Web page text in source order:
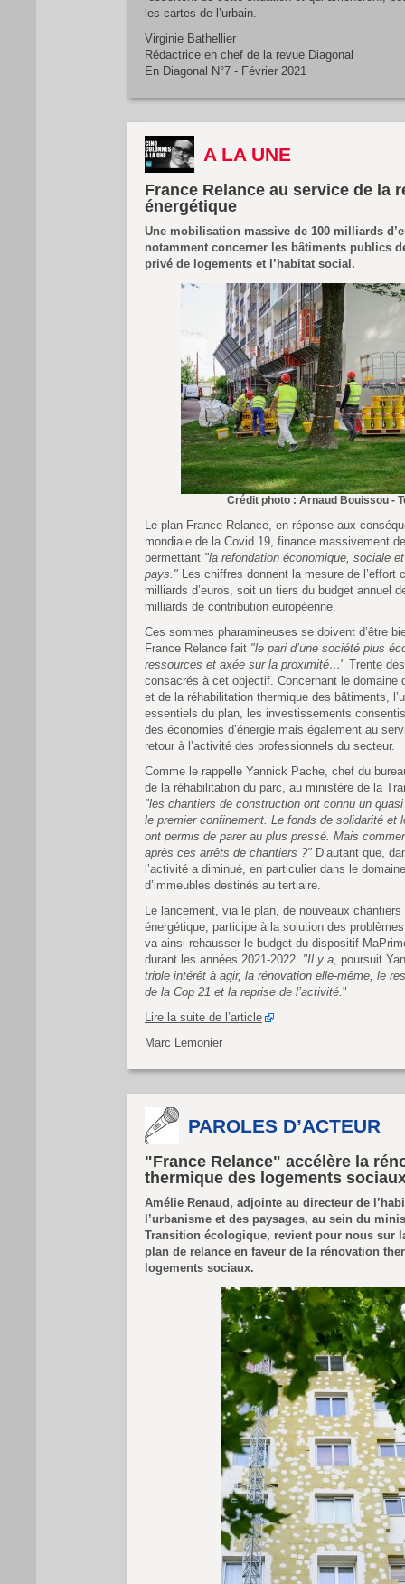
les cartes de l’urbain.
Virginie Bathellier
Rédactrice en chef de la revue Diagonal
En Diagonal N°7 - Février 2021
A LA UNE
France Relance au service de la
énergétique
Une mobilisation massive de 100 milliards
notamment concerner les bâtiments publics
privé de logements et l’habitat social.
Crédit photo : Arnaud Bouissou -
Le plan France Relance, en réponse aux
mondiale de la Covid 19, finance massivement
permettant "la refondation économique, sociale
pays." Les chiffres donnent la mesure de l’effort
milliards d’euros, soit un tiers du budget annuel
milliards de contribution européenne.
Ces sommes pharamineuses se doivent d’être
France Relance fait "le pari d’une société plus
ressources et axée sur la proximité…" Trente
consacrés à cet objectif. Concernant le domaine
et de la réhabilitation thermique des bâtiments,
essentiels du plan, les investissements
des économies d’énergie mais également au
retour à l’activité des professionnels du secteur.
Comme le rappelle Yannick Pache, chef du
de la réhabilitation du parc, au ministère de la
"les chantiers de construction ont connu un quasi
le premier confinement. Le fonds de solidarité et
ont permis de parer au plus pressé. Mais
après ces arrêts de chantiers ?" D’autant que,
l’activité a diminué, en particulier dans le
d’immeubles destinés au tertiaire.
Le lancement, via le plan, de nouveaux chantiers
énergétique, participe à la solution des
va ainsi rehausser le budget du dispositif
durant les années 2021-2022. "Il y a, poursuit
triple intérêt à agir, la rénovation elle-même, le
de la Cop 21 et la reprise de l’activité."
Lire la suite de l’article
Marc Lemonier
PAROLES D’ACTEUR
"France Relance" accélère la
thermique des logements
Amélie Renaud, adjointe au directeur de
l’urbanisme et des paysages, au sein du
Transition écologique, revient pour nous sur
plan de relance en faveur de la rénovation
logements sociaux.